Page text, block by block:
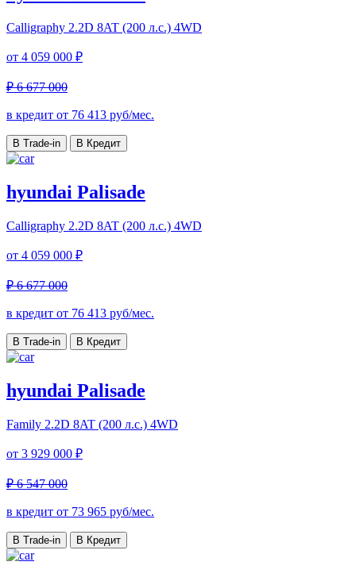
Calligraphy 2.2D 8AT (200 л.с.) 4WD
от 4 059 000 ₽
₽ 6 677 000
в кредит от 76 413 руб/мес.
В Trade-in В Кредит
hyundai Palisade
Calligraphy 2.2D 8AT (200 л.с.) 4WD
от 4 059 000 ₽
₽ 6 677 000
в кредит от 76 413 руб/мес.
В Trade-in В Кредит
hyundai Palisade
Family 2.2D 8AT (200 л.с.) 4WD
от 3 929 000 ₽
₽ 6 547 000
в кредит от 73 965 руб/мес.
В Trade-in В Кредит